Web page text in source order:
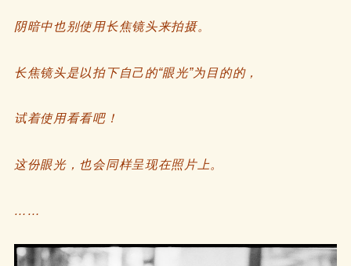
阴暗中也别使用长焦镜头来拍摄。
长焦镜头是以拍下自己的“眼光”为目的的，
试着使用看看吧！
这份眼光，也会同样呈现在照片上。
……